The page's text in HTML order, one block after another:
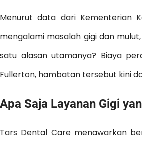
Menurut data dari Kementerian
mengalami masalah gigi dan
satu alasan utamanya? Biaya
Fullerton, hambatan tersebut kini
Apa Saja Layanan Gigi
Tars Dental Care menawarkan